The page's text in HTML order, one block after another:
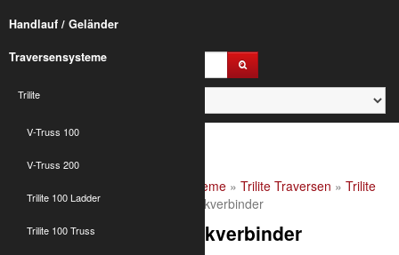
Handlauf / Geländer
Traversensysteme
Trilite
V-Truss 100
V-Truss 200
Trilite 100 Ladder
Trilite 100 Truss
Traversensysteme » Trilite Traversen » Trilite
100 Quad» Trilite 100 4-Punkt Eckverbinder
Trilite 100 4-Punkt Eckverbinder